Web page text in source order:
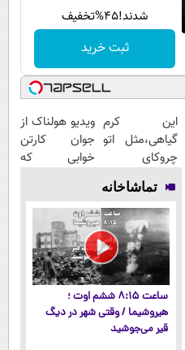
شدند!45%تخفیف
ثبت خرید
این کرم
گیاهی،مثل اتو
چروکای
پوستتوصاف
میکنه!50%تخفیف
ویدیو هولناک از
جوان کارتن
خوابی که
تماشاخانه
ساعت ۸:۱۵ ششم اوت ؛
هیروشیما / وقتی شهر در دیگ
قیر می‌جوشید